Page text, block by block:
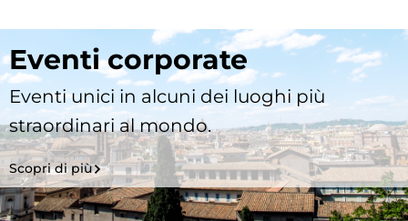
Eventi corporate
Eventi unici in alcuni dei luoghi più
straordinari al mondo.
Scopri di più